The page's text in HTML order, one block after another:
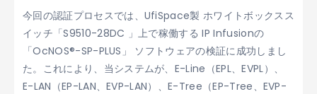
今回の認証プロセスでは、UfiSpace製 ホワイトボックスス
イッチ「S9510-28DC 」上で稼働する IP Infusionの
「OcNOS®-SP-PLUS」 ソフトウェアの検証に成功しまし
た。これにより、当システムが、E-Line（EPL、EVPL）、
E-LAN（EP-LAN、EVP-LAN）、E-Tree（EP-Tree、EVP-